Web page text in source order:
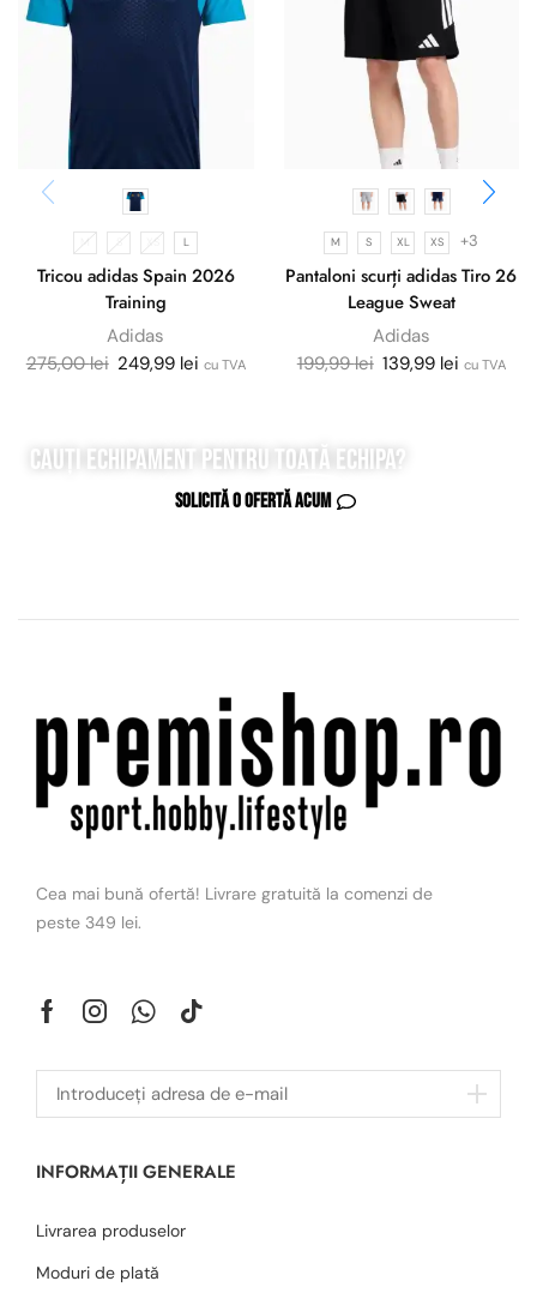
M XS L
Tricou adidas Spain 2026
Training
Adidas
275,00lei 249,99 lei cu TVA
M S XL XS +3
Pantaloni scurți adidas Tiro 26
League Sweat
Adidas
199,99lei 139,99 lei cu TVA
Cauți echipament pentru toată echipa?
Solicită o ofertă acum
Cea mai bună ofertă! Livrare gratuită la comenzi de
peste 349 lei.
INFORMAȚII GENERALE
Livrarea produselor
Moduri de plată